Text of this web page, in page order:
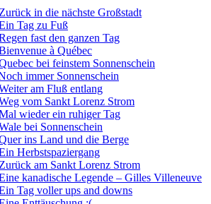
in die nächste Großstadt
Tag zu Fuß
fast den ganzen Tag
à Québec
bei feinstem Sonnenschein
immer Sonnenschein
am Fluß entlang
vom Sankt Lorenz Strom
wieder ein ruhiger Tag
bei Sonnenschein
ins Land und die Berge
Herbstspaziergang
am Sankt Lorenz Strom
kanadische Legende – Gilles Villeneuve
Tag voller ups and downs